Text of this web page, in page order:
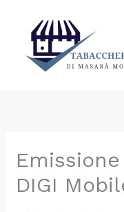
contenuto
DIGI